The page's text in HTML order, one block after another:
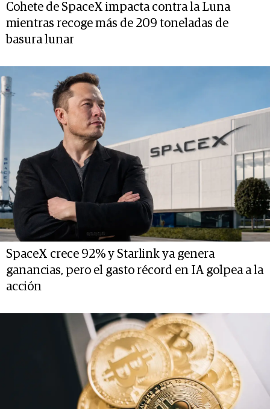
Cohete de SpaceX impacta contra la Luna
mientras recoge más de 209 toneladas de
basura lunar
SpaceX crece 92% y Starlink ya genera
ganancias, pero el gasto récord en IA golpea a la
acción